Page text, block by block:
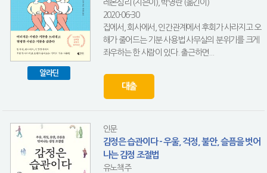
알라딘
레몬심리 (지은이), 박영란 (옮긴이)
2020-06-30
집에서, 회사에서, 인간관계에서 후회가 사라지고 오
해가 줄어드는 기분 사용법 사무실의 분위기를 크게
좌우하는 한 사람이 있다. 출근하면...
대출
인문
감정은 습관이다 - 우울, 걱정, 불안, 슬픔을 벗어
나는 감정 조절법
유노책주